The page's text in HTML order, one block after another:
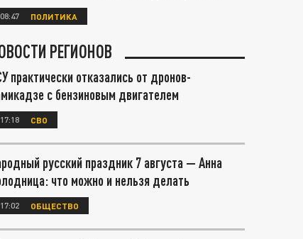
08:47 ПОЛИТИКА
РЕГИОНОВ
практически отказались от дронов-
с бензиновым двигателем
17:18 СВО
русский праздник 7 августа — Анна
что можно и нельзя делать
17:02 ОБЩЕСТВО